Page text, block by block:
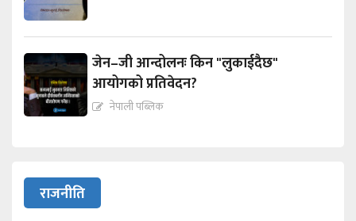
जेन–जी आन्दोलनः किन "लुकाईदैछ"
आयोगको प्रतिवेदन?
नेपाली पब्लिक
राजनीति